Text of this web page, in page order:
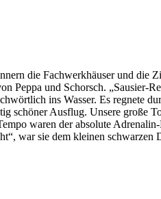
die Fachwerkhäuser und die
Peppa und Schorsch.
ins Wasser. Es regnete
schöner Ausflug. Unsere große
waren der absolute
war sie dem kleinen